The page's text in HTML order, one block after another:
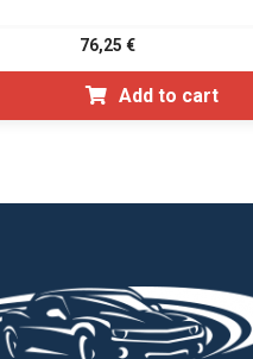
76,25 €
Add to cart